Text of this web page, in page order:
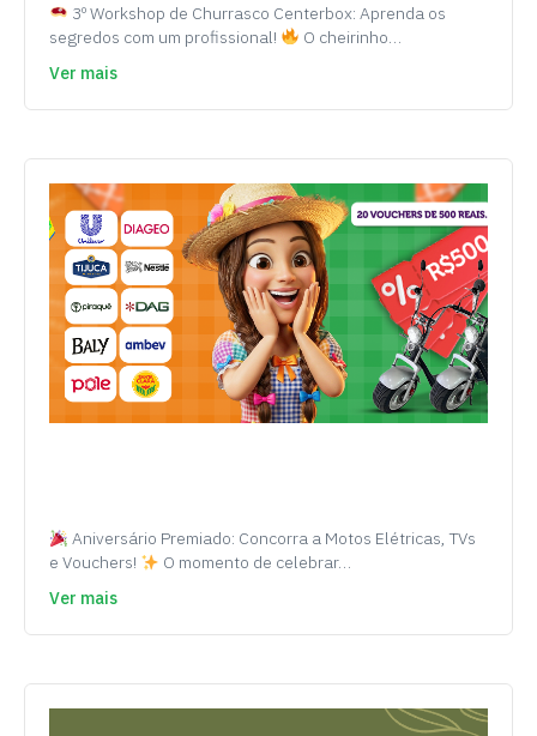
3º Workshop de Churrasco Centerbox: Aprenda os
segredos com um profissional!
O cheirinho…
Ver mais
Aniversário Premiado: Concorra a Motos Elétricas, TVs
e Vouchers!
O momento de celebrar…
Ver mais